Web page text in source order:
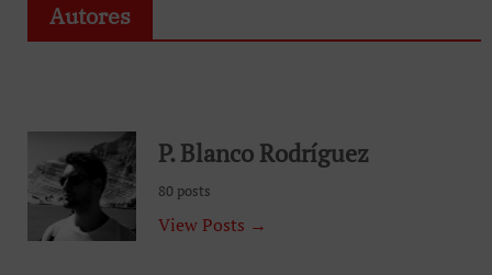
Autores
P. Blanco Rodríguez
80 posts
View Posts →